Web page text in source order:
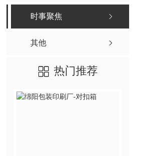
时事聚焦
其他
热门推荐